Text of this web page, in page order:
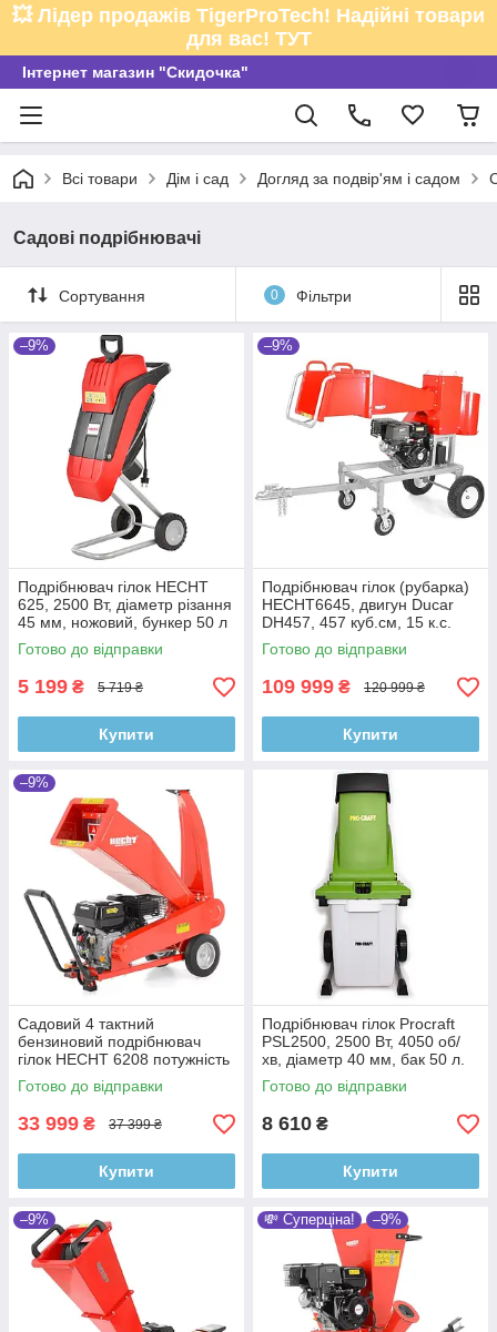
💥 Лідер продажів TigerProTech! Надійні товари
для вас! ТУТ
Інтернет магазин "Скидочка"
Всі товари Дім і сад Догляд за подвір'ям і садом
Садові подрібнювачі
Сортування 0 Фільтри
–9%
Подрібнювач гілок HECHT
625, 2500 Вт, діаметр різання
45 мм, ножовий, бункер 50 л
Готово до відправки
5 199 ₴ 5 719 ₴
Купити
–9%
Подрібнювач гілок (рубарка)
HECHT6645, двигун Ducar
DH457, 457 куб.см, 15 к.с.
3600 об/хв, E-start, діаметр
бруса 12 см
Готово до відправки
109 999 ₴ 120 999 ₴
Купити
–9%
Садовий 4 тактний
бензиновий подрібнювач
гілок HECHT 6208 потужність
5,2 кВт 7,0 HP * Стандарт
SAE J 1940
Готово до відправки
33 999 ₴ 37 399 ₴
Купити
Подрібнювач гілок Procraft
PSL2500, 2500 Вт, 4050 об/
хв, діаметр 40 мм, бак 50 л.
Готово до відправки
8 610 ₴
Купити
–9% 💸 Суперціна! –9%